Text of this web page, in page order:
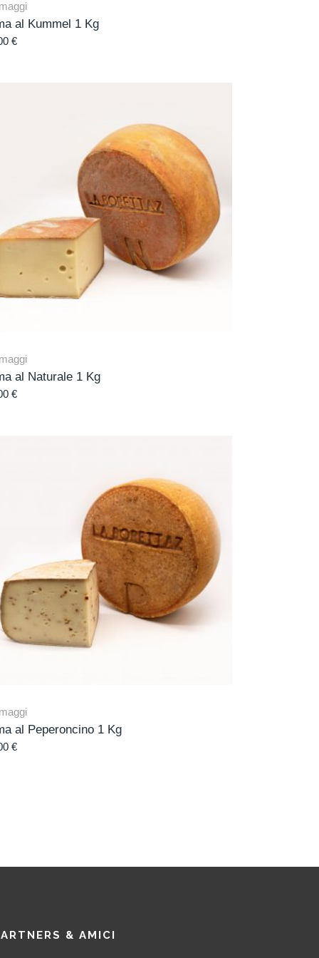
al Kummel 1 Kg
€
al Naturale 1 Kg
€
al Peperoncino 1 Kg
€
& AMICI